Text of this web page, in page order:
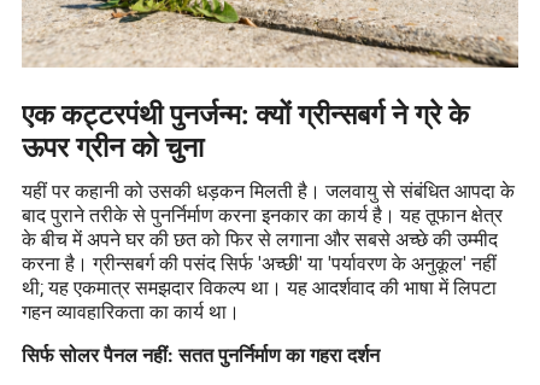
एक कट्टरपंथी पुनर्जन्म: क्यों ग्रीन्सबर्ग ने ग्रे के
ऊपर ग्रीन को चुना
यहीं पर कहानी को उसकी धड़कन मिलती है। जलवायु से संबंधित आपदा के
बाद पुराने तरीके से पुनर्निर्माण करना इनकार का कार्य है। यह तूफान क्षेत्र
के बीच में अपने घर की छत को फिर से लगाना और सबसे अच्छे की उम्मीद
करना है। ग्रीन्सबर्ग की पसंद सिर्फ 'अच्छी' या 'पर्यावरण के अनुकूल' नहीं
थी; यह एकमात्र समझदार विकल्प था। यह आदर्शवाद की भाषा में लिपटा
गहन व्यावहारिकता का कार्य था।
सिर्फ सोलर पैनल नहीं: सतत पुनर्निर्माण का गहरा दर्शन